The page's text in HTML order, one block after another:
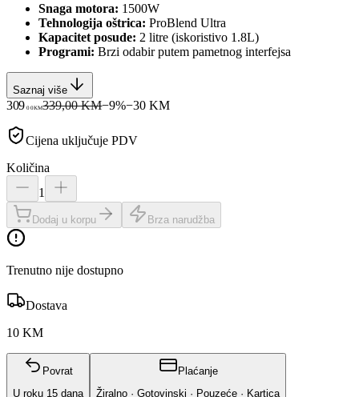
Snaga motora: 1500W
Tehnologija oštrica: ProBlend Ultra
Kapacitet posude: 2 litre (iskoristivo 1.8L)
Programi: Brzi odabir putem pametnog interfejsa
Saznaj više
309 00KM339,00 KM−9%−30 KM
Cijena uključuje PDV
Količina
1
Dodaj u korpu Brza narudžba
Trenutno nije dostupno
Dostava
10 KM
Povrat
U roku 15 dana
Plaćanje
Žiralno · Gotovinski · Pouzeće · Kartica